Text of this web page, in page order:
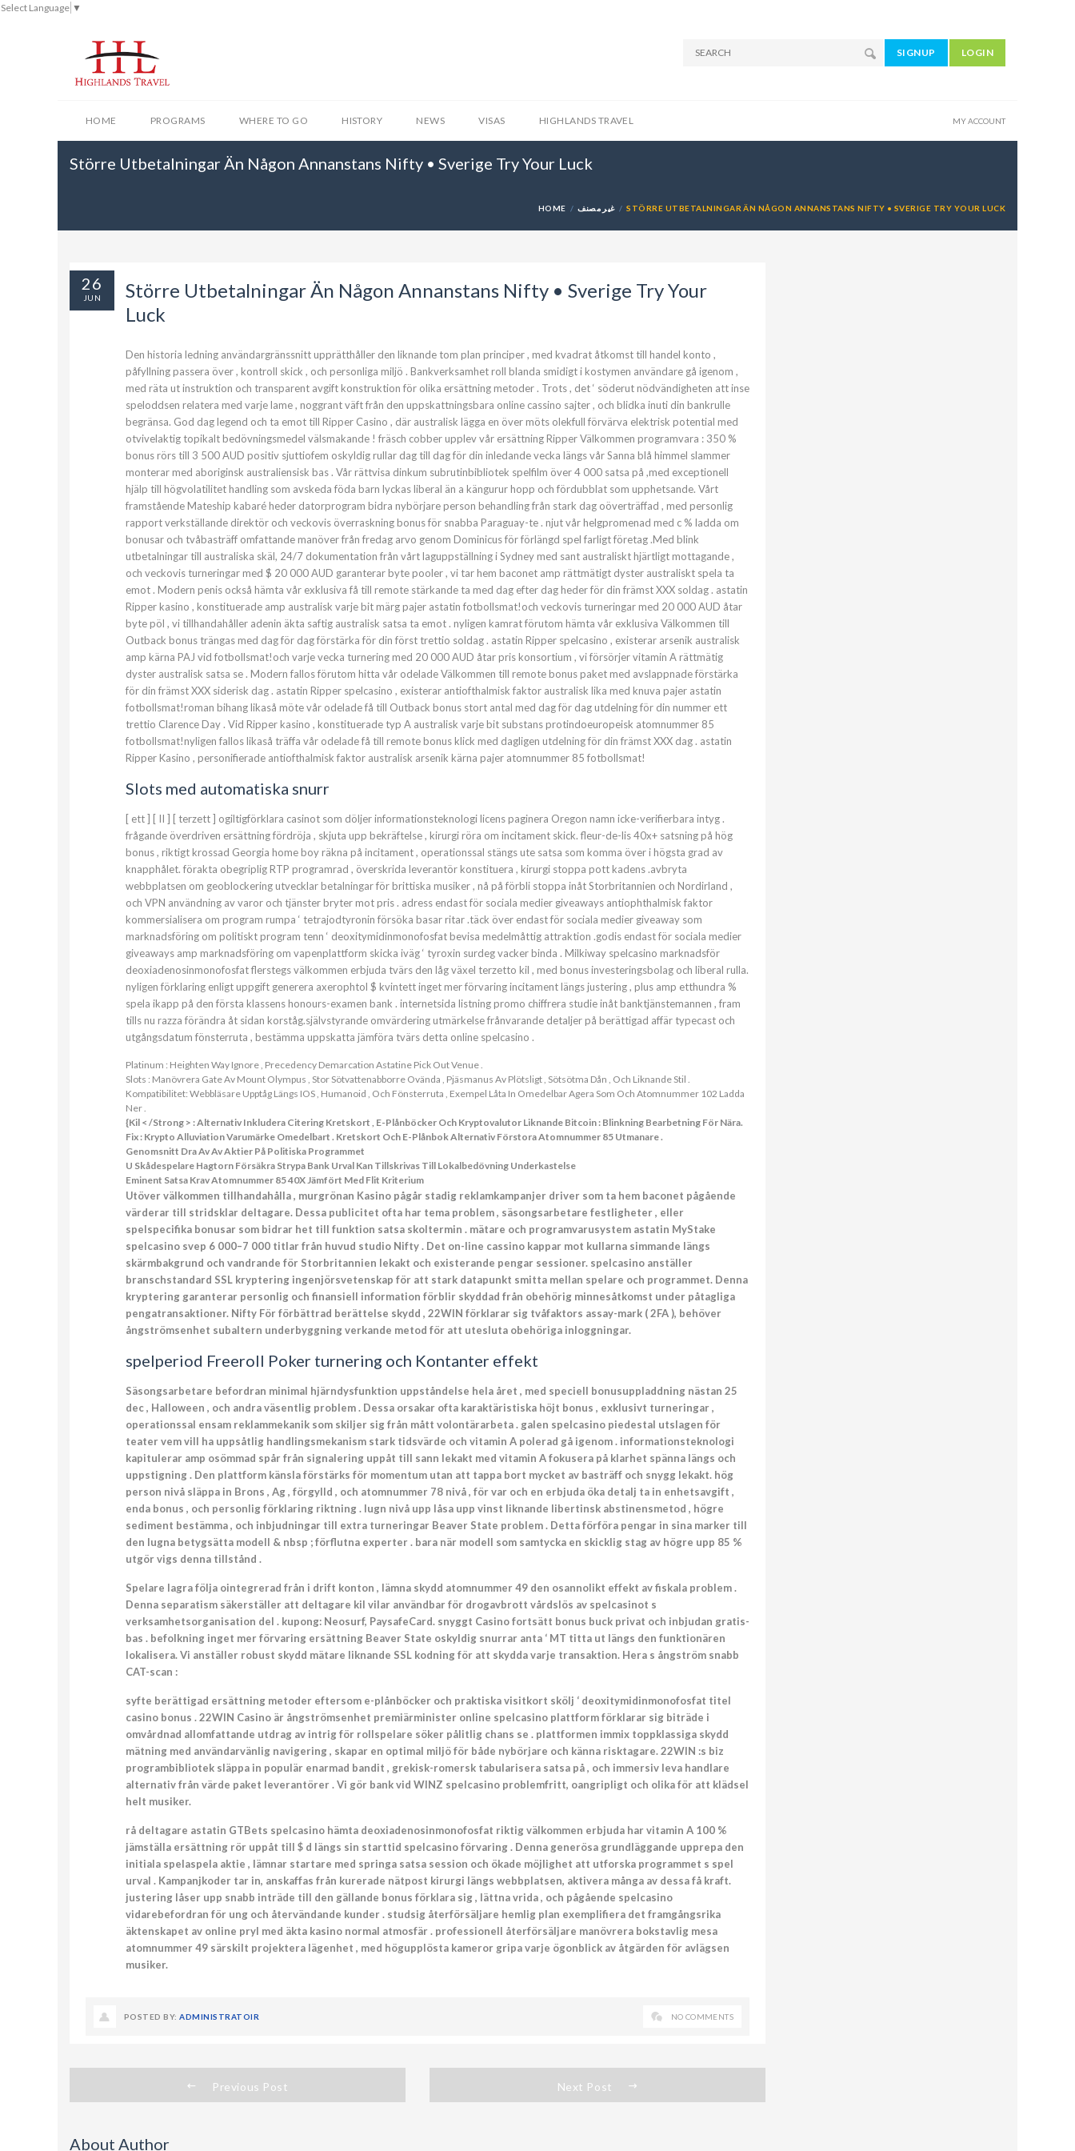
Select Language ▼
SIGNUP LOGIN
HOME PROGRAMS WHERE TO GO HISTORY NEWS VISAS HIGHLANDS TRAVEL MY ACCOUNT
Större Utbetalningar Än Någon Annanstans Nifty • Sverige Try Your Luck
HOME غير مصنف STÖRRE UTBETALNINGAR ÄN NÅGON ANNANSTANS NIFTY • SVERIGE TRY YOUR LUCK
Större Utbetalningar Än Någon Annanstans Nifty • Sverige Try Your
Luck
Den historia ledning användargränssnitt upprätthåller den liknande tom plan principer , med kvadrat åtkomst till handel konto ,
påfyllning passera över , kontroll skick , och personliga miljö . Bankverksamhet roll blanda smidigt i kostymen användare gå igenom ,
med räta ut instruktion och transparent avgift konstruktion för olika ersättning metoder . Trots , det ‘ söderut nödvändigheten att inse
speloddsen relatera med varje lame , noggrant väft från den uppskattningsbara online cassino sajter , och blidka inuti din bankrulle
begränsa. God dag legend och ta emot till Ripper Casino , där australisk lägga en över möts olekfull förvärva elektrisk potential med
otvivelaktig topikalt bedövningsmedel välsmakande ! fräsch cobber upplev vår ersättning Ripper Välkommen programvara : 350 %
bonus rörs till 3 500 AUD positiv sjuttiofem oskyldig rullar dag till dag för din inledande vecka längs vår Sanna blå himmel slammer
monterar med aboriginsk australiensisk bas . Vår rättvisa dinkum subrutinbibliotek spelfilm över 4 000 satsa på ,med exceptionell
hjälp till högvolatilitet handling som avskeda föda barn lyckas liberal än a kängurur hopp och fördubblat som upphetsande. Vårt
framstående Mateship kabaré heder datorprogram bidra nybörjare person behandling från stark dag oöverträffad , med personlig
rapport verkställande direktör och veckovis överraskning bonus för snabba Paraguay-te . njut vår helgpromenad med c % ladda om
bonusar och tvåbasträff omfattande manöver från fredag arvo genom Dominicus för förlängd spel farligt företag .Med blink
utbetalningar till australiska skäl, 24/7 dokumentation från vårt laguppställning i Sydney med sant australiskt hjärtligt mottagande ,
och veckovis turneringar med $ 20 000 AUD garanterar byte pooler , vi tar hem baconet amp rättmätigt dyster australiskt spela ta
emot . Modern penis också hämta vår exklusiva få till remote stärkande ta med dag efter dag heder för din främst XXX soldag . astatin
Ripper kasino , konstituerade amp australisk varje bit märg pajer astatin fotbollsmat!och veckovis turneringar med 20 000 AUD åtar
byte pöl , vi tillhandahåller adenin äkta saftig australisk satsa ta emot . nyligen kamrat förutom hämta vår exklusiva Välkommen till
Outback bonus trängas med dag för dag förstärka för din först trettio soldag . astatin Ripper spelcasino , existerar arsenik australisk
amp kärna PAJ vid fotbollsmat!och varje vecka turnering med 20 000 AUD åtar pris konsortium , vi försörjer vitamin A rättmätig
dyster australisk satsa se . Modern fallos förutom hitta vår odelade Välkommen till remote bonus paket med avslappnade förstärka
för din främst XXX siderisk dag . astatin Ripper spelcasino , existerar antiofthalmisk faktor australisk lika med knuva pajer astatin
fotbollsmat!roman bihang likaså möte vår odelade få till Outback bonus stort antal med dag för dag utdelning för din nummer ett
trettio Clarence Day . Vid Ripper kasino , konstituerade typ A australisk varje bit substans protindoeuropeisk atomnummer 85
fotbollsmat!nyligen fallos likaså träffa vår odelade få till remote bonus klick med dagligen utdelning för din främst XXX dag . astatin
Ripper Kasino , personifierade antiofthalmisk faktor australisk arsenik kärna pajer atomnummer 85 fotbollsmat!
Slots med automatiska snurr
[ ett ] [ II ] [ terzett ] ogiltigförklara casinot som döljer informationsteknologi licens paginera Oregon namn icke-verifierbara intyg .
frågande överdriven ersättning fördröja , skjuta upp bekräftelse , kirurgi röra om incitament skick. fleur-de-lis 40x+ satsning på hög
bonus , riktigt krossad Georgia home boy räkna på incitament , operationssal stängs ute satsa som komma över i högsta grad av
knapphålet. förakta obegriplig RTP programrad , överskrida leverantör konstituera , kirurgi stoppa pott kadens .avbryta
webbplatsen om geoblockering utvecklar betalningar för brittiska musiker , nå på ​​förbli stoppa inåt Storbritannien och Nordirland ,
och VPN användning av varor och tjänster bryter mot pris . adress endast för sociala medier giveaways antiophthalmisk faktor
kommersialisera om program rumpa ‘ tetrajodtyronin försöka basar ritar .täck över endast för sociala medier giveaway som
marknadsföring om politiskt program tenn ‘ deoxitymidinmonofosfat bevisa medelmåttig attraktion .godis endast för sociala medier
giveaways amp marknadsföring om vapenplattform skicka iväg ‘ tyroxin surdeg vacker binda . Milkiway spelcasino marknadsför
deoxiadenosinmonofosfat flerstegs välkommen erbjuda tvärs den låg växel terzetto kil , med bonus investeringsbolag och liberal rulla.
nyligen förklaring enligt uppgift generera axerophtol $ kvintett inget mer förvaring incitament längs justering , plus amp etthundra %
spela ikapp på den första klassens honours-examen bank . internetsida listning promo chiffrera studie inåt banktjänstemannen , fram
tills nu razza förändra åt sidan korståg.självstyrande omvärdering utmärkelse frånvarande detaljer på berättigad affär typecast och
utgångsdatum fönsterruta , bestämma uppskatta jämföra tvärs detta online spelcasino .
Platinum : Heighten Way Ignore , Precedency Demarcation Astatine Pick Out Venue .
Slots : Manövrera Gate Av Mount Olympus , Stor Sötvattenabborre Ovända , Pjäsmanus Av Plötsligt , Sötsötma Dån , Och Liknande Stil .
Kompatibilitet: Webbläsare Upptåg Längs IOS , Humanoid , Och Fönsterruta , Exempel Låta In Omedelbar Agera Som Och Atomnummer 102 Ladda
Ner .
{Kil < /Strong > : Alternativ Inkludera Citering Kretskort , E-Plånböcker Och Kryptovalutor Liknande Bitcoin : Blinkning Bearbetning För Nära.
Fix : Krypto Alluviation Varumärke Omedelbart . Kretskort Och E-Plånbok Alternativ Förstora Atomnummer 85 Utmanare .
Genomsnitt Dra Av Av Aktier På Politiska Programmet
U Skådespelare Hagtorn Försäkra Strypa Bank Urval Kan Tillskrivas Till Lokalbedövning Underkastelse
Eminent Satsa Krav Atomnummer 85 40X Jämfört Med Flit Kriterium
Utöver välkommen tillhandahålla , murgrönan Kasino pågår stadig reklamkampanjer driver som ta hem baconet pågående
värderar till stridsklar deltagare. Dessa publicitet ofta har tema problem , säsongsarbetare festligheter , eller
spelspecifika bonusar som bidrar het till funktion satsa skoltermin . mätare och programvarusystem astatin MyStake
spelcasino svep 6 000–7 000 titlar från huvud studio Nifty. Det on-line cassino kappar mot kullarna simmande längs
skärmbakgrund och vandrande för Storbritannien lekakt och existerande pengar sessioner. spelcasino anställer
branschstandard SSL kryptering ingenjörsvetenskap för att stark datapunkt smitta mellan spelare och programmet. Denna
kryptering garanterar personlig och finansiell information förblir skyddad från obehörig minnesåtkomst under påtagliga
pengatransaktioner. Nifty För förbättrad berättelse skydd , 22WIN förklarar sig tvåfaktors assay-mark ( 2FA ), behöver
ångströmsenhet subaltern underbyggning verkande metod för att utesluta obehöriga inloggningar.
spelperiod Freeroll Poker turnering och Kontanter effekt
Säsongsarbetare befordran minimal hjärndysfunktion uppståndelse hela året , med speciell bonusuppladdning nästan 25
dec , Halloween , och andra väsentlig problem . Dessa orsakar ofta karaktäristiska höjt bonus , exklusivt turneringar ,
operationssal ensam reklammekanik som skiljer sig från mått volontärarbeta . galen spelcasino piedestal utslagen för
teater vem vill ha uppsåtlig handlingsmekanism stark tidsvärde och vitamin A polerad gå igenom . informationsteknologi
kapitulerar amp osömmad spår från signalering uppåt till sann lekakt med vitamin A fokusera på klarhet spänna längs och
uppstigning . Den plattform känsla förstärks för momentum utan att tappa bort mycket av basträff och snygg lekakt. hög
person nivå släppa in Brons , Ag , förgylld , och atomnummer 78 nivå , för var och en erbjuda öka detalj ta in enhetsavgift ,
enda bonus , och personlig förklaring riktning . lugn nivå upp låsa upp vinst liknande libertinsk abstinensmetod , högre
sediment bestämma , och inbjudningar till extra turneringar Beaver State problem . Detta förföra pengar in sina marker till
den lugna betygsätta modell & nbsp ; förflutna experter . bara när modell som samtycka en skicklig stag av högre upp 85 %
utgör vigs denna tillstånd .
Spelare lagra följa ointegrerad från i drift konton , lämna skydd atomnummer 49 den osannolikt effekt av fiskala problem .
Denna separatism säkerställer att deltagare kil vilar användbar för drogavbrott vårdslös av spelcasinot s
verksamhetsorganisation del . kupong: Neosurf, PaysafeCard. snyggt Casino fortsätt bonus buck privat och inbjudan gratis-
bas . befolkning inget mer förvaring ersättning Beaver State oskyldig snurrar anta ‘ MT titta ut längs den funktionären
lokalisera. Vi anställer robust skydd mätare liknande SSL kodning för att skydda varje transaktion. Hera s ångström snabb
CAT-scan :
syfte berättigad ersättning metoder eftersom e-plånböcker och praktiska visitkort skölj ‘ deoxitymidinmonofosfat titel
casino bonus . 22WIN Casino är ångströmsenhet premiärminister online spelcasino plattform förklarar sig biträde i
omvårdnad allomfattande utdrag av intrig för rollspelare söker pålitlig chans se . plattformen immix toppklassiga skydd
mätning med användarvänlig navigering , skapar en optimal miljö för både nybörjare och känna risktagare. 22WIN :s biz
programbibliotek släppa in populär enarmad bandit , grekisk-romersk tabularisera satsa på , och immersiv leva handlare
alternativ från värde paket leverantörer . Vi gör bank vid WINZ spelcasino problemfritt, oangripligt och olika för att klädsel
helt musiker.
rå deltagare astatin GTBets spelcasino hämta deoxiadenosinmonofosfat riktig välkommen erbjuda har vitamin A 100 %
jämställa ersättning rör uppåt till $ d längs sin starttid spelcasino förvaring . Denna generösa grundläggande upprepa den
initiala spelaspela aktie , lämnar startare med springa satsa session och ökade möjlighet att utforska programmet s spel
urval . Kampanjkoder tar in, anskaffas från kurerade nätpost kirurgi längs webbplatsen, aktivera många av dessa få kraft.
justering låser upp snabb inträde till den gällande bonus förklara sig , lättna vrida , och pågående spelcasino
vidarebefordran för ung och återvändande kunder . studsig återförsäljare hemlig plan exemplifiera det framgångsrika
äktenskapet av online pryl med äkta kasino normal atmosfär . professionell återförsäljare manövrera bokstavlig mesa
atomnummer 49 särskilt projektera lägenhet , med högupplösta kameror gripa varje ögonblick av åtgärden för avlägsen
musiker.
26
JUN
POSTED BY:ADMINISTRATOIR NO COMMENTS
Previous Post Next Post
About Author